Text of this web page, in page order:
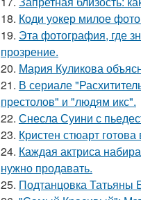
18. Коди уокер милое
19. Эта фотография, где
прозрение.
20. Мария Куликова
21. В сериале
престолов" и "людям икс".
22. Снесла Суини с
23. Кристен стюарт
24. Каждая актриса
нужно продавать.
25. Подтанцовка Татьяны